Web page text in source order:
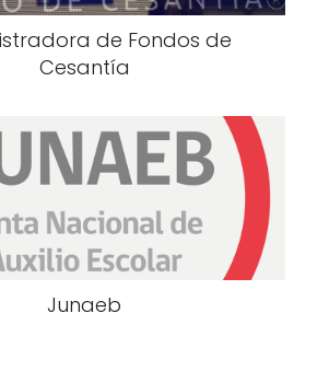
de Fondos de
Cesantía
Junaeb